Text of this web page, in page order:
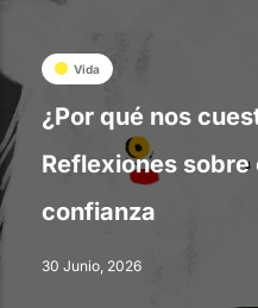
Vida
¿Por qué nos
Reflexiones sobre
confianza
30 Junio, 2026